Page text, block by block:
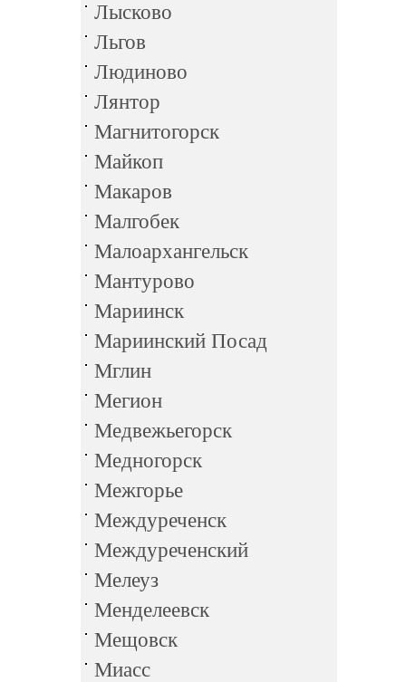
Лысково
Льгов
Людиново
Лянтор
Магнитогорск
Майкоп
Макаров
Малгобек
Малоархангельск
Мантурово
Мариинск
Мариинский Посад
Мглин
Мегион
Медвежьегорск
Медногорск
Межгорье
Междуреченск
Междуреченский
Мелеуз
Менделеевск
Мещовск
Миасс